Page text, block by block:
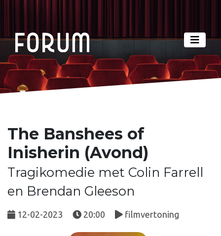
The Banshees of
Inisherin (Avond)
Tragikomedie met Colin Farrell
en Brendan Gleeson
12-02-2023 20:00 filmvertoning